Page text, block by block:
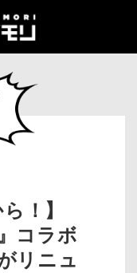
！】
コラボ
リニュ